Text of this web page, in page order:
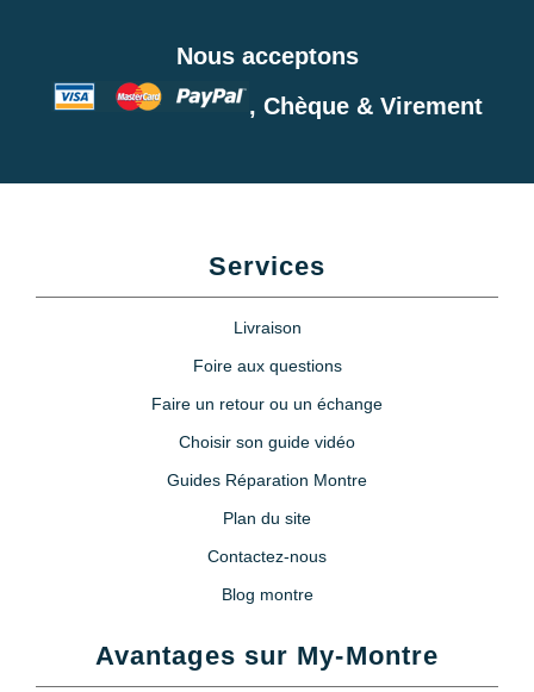
Nous acceptons
, Chèque & Virement
Services
Livraison
Foire aux questions
Faire un retour ou un échange
Choisir son guide vidéo
Guides Réparation Montre
Plan du site
Contactez-nous
Blog montre
Avantages sur My-Montre